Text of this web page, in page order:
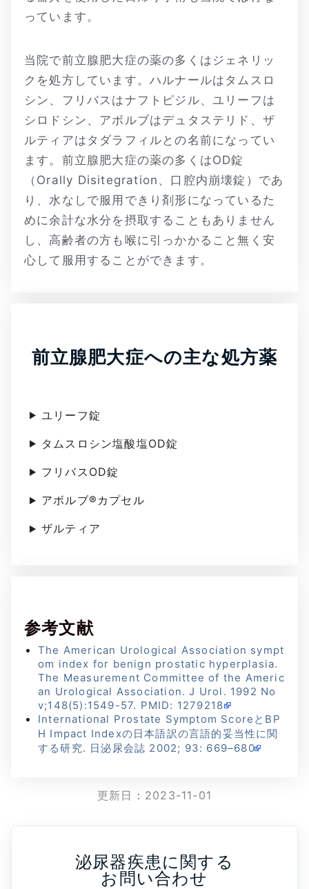
っています。
当院で前立腺肥大症の薬の多くはジェネリッ
クを処方しています。ハルナールはタムスロ
シン、フリバスはナフトピジル、ユリーフは
シロドシン、アボルブはデュタステリド、ザ
ルティアはタダラフィルとの名前になってい
ます。前立腺肥大症の薬の多くはOD錠
（Orally Disitegration、口腔内崩壊錠）であ
り、水なしで服用できり剤形になっているた
めに余計な水分を摂取することもありません
し、高齢者の方も喉に引っかかること無く安
心して服用することができます。
前立腺肥大症への主な処方薬
ユリーフ錠
タムスロシン塩酸塩OD錠
フリバスOD錠
アボルブ®カプセル
ザルティア
参考文献
The American Urological Association sympt
om index for benign prostatic hyperplasia.
The Measurement Committee of the Americ
an Urological Association. J Urol. 1992 No
v;148(5):1549-57. PMID: 1279218
International Prostate Symptom ScoreとBP
H Impact Indexの日本語訳の言語的妥当性に関
する研究. 日泌尿会誌 2002; 93: 669–680
更新日： 2023-11-01
泌尿器疾患に関する
お問い合わせ